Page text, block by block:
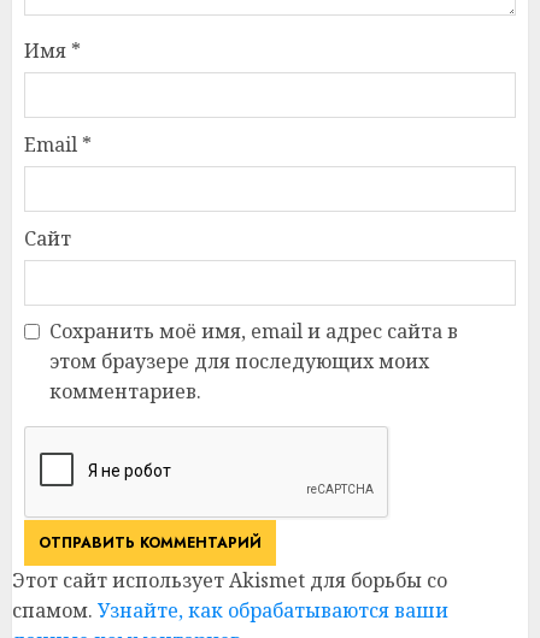
Имя *
Email *
Сайт
Сохранить моё имя, email и адрес сайта в
этом браузере для последующих моих
комментариев.
Этот сайт использует Akismet для борьбы со
спамом. Узнайте, как обрабатываются ваши